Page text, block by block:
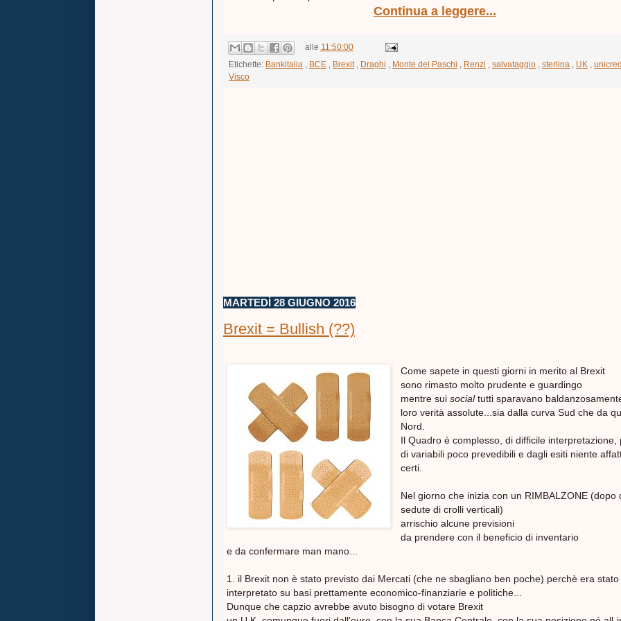
Continua a leggere...
alle 11:50:00
Etichette: Bankitalia BCE Brexit Draghi Monte dei Paschi Renzi salvataggio sterlina UK
Visco
MARTEDÌ 28 GIUGNO 2016
Brexit = Bullish (??)
Come sapete in questi giorni in merito al Brexit
sono rimasto molto prudente e guardingo
mentre suisocialtutti sparavano
loro verità assolute...sia dalla curva Sud che da
Nord.
Il Quadro è complesso, di difficile interpretazione,
di variabili poco prevedibili e dagli esiti niente
certi.
Nel giorno che inizia con un RIMBALZONE (dopo
sedute di crolli verticali)
arrischio alcune previsioni
da prendere con il beneficio di inventario
e da confermare man mano...
1. il Brexit non è stato previsto dai Mercati (che ne sbagliano ben poche) perchè era stato
interpretato su basi prettamente economico-finanziarie e politiche...
Dunque che capzio avrebbe avuto bisogno di votare Brexit